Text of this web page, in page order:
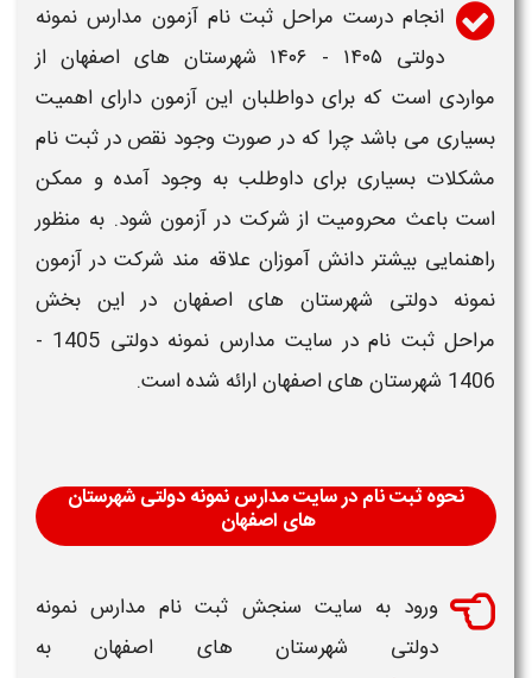
انجام درست مراحل ثبت نام آزمون مدارس نمونه
دولتی ​​۱۴۰۵ - ۱۴۰۶ شهرستان هایاصفهان از
مواردی است که برای دواطلبان این آزمون دارای اهمیت
بسیاری می باشد چرا که در صورت وجود نقص درثبت نام
مشکلات بسیاری برای داوطلب به وجود آمده و ممکن
است باعث محرومیت از شرکت در آزمون شود. به منظور
راهنمایی بیشتر دانش آموزان علاقه مند شرکت در آزمون
نمونه دولتی شهرستان هایاصفهاندر این بخش
مراحل
ثبت نام در سایت مدارس نمونه دولتی 1405 -
1406 شهرستان های
اصفهانارائه شده است.
نحوه ثبت نام در سایت مدارس نمونه دولتی شهرستان
های اصفهان
ورود به سایت سنجش ثبت نام مدارس نمونه
دولتی شهرستان های اصفهان به